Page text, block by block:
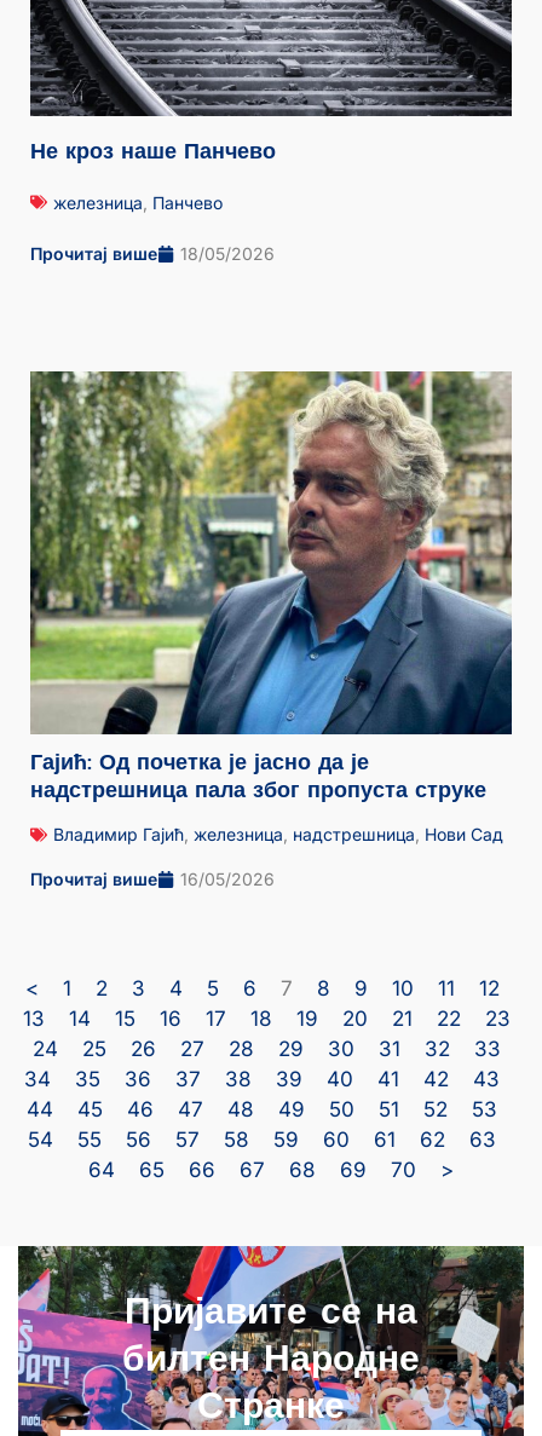
Не кроз наше Панчево
железница Панчево
Прочитај више 18/05/2026
Гајић: Од почетка је јасно да је
надстрешница пала због пропуста струке
Владимир Гајић железница надстрешница Нови Сад
Прочитај више 16/05/2026
< 1 2 3 4 5 6 7 8 9 10 11
12
13
14 15 16 17 18 19 20 21 22
23
24
25 26 27 28 29 30 31 32
33
34
35 36 37 38 39 40 41 42
43
44
45 46 47 48 49 50 51 52
53
54
55 56 57 58 59 60 61 62
63
64
65 66 67 68 69 70 >
Пријавите се на
билтен Народне
Странке